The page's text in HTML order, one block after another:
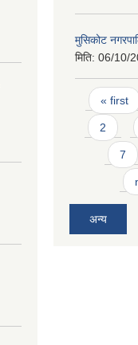
मुसिकोट
मिति: 06/10/
Pages
« first
2
7
अन्य